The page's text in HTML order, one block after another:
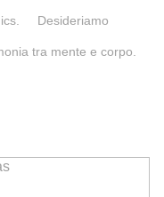
Desideriamo
tra mente e corpo.